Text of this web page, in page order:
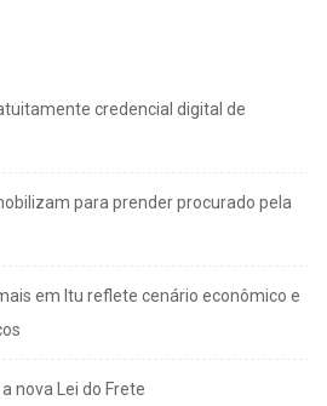
credencial digital de
para prender procurado pela
em Itu reflete cenário econômico e
nova Lei do Frete